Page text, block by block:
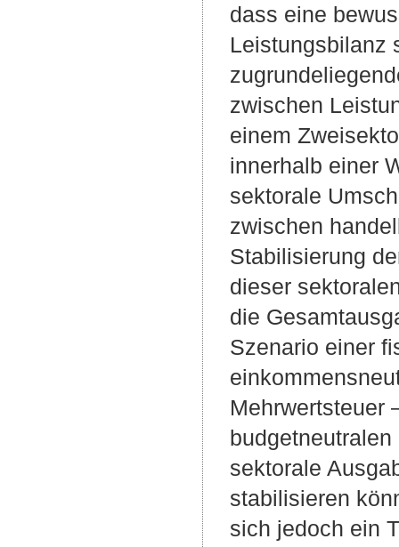
dass eine
Leistungsbilanz
zwischen
einem
innerhalb einer
sektorale
zwischen
Stabilisierung
dieser
die
Szenario einer
Mehrwertsteuer
sektorale
stabilisieren
sich jedoch ein